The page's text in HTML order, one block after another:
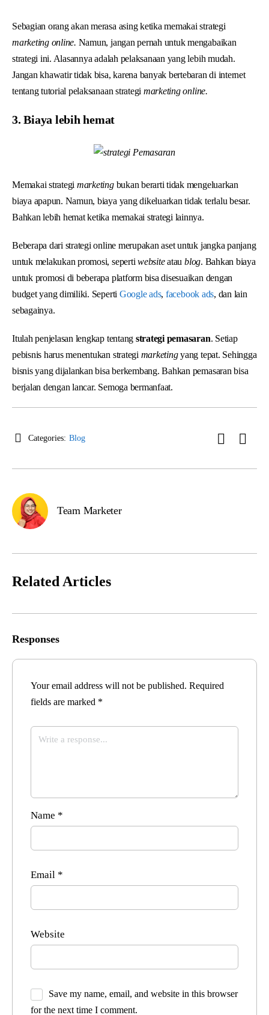
Sebagian orang akan merasa asing ketika memakai strategi
marketing online. Namun, jangan pernah untuk mengabaikan
strategi ini. Alasannya adalah pelaksanaan yang lebih mudah.
Jangan khawatir tidak bisa, karena banyak bertebaran di internet
tentang tutorial pelaksanaan strategi marketing online.
3. Biaya lebih hemat
Memakai strategi marketingbukan berarti tidak mengeluarkan
biaya apapun. Namun, biaya yang dikeluarkan tidak terlalu besar.
Bahkan lebih hemat ketika memakai strategi lainnya.
Beberapa dari strategi online merupakan aset untuk jangka panjang
untuk melakukan promosi, sepertiwebsiteatau blog. Bahkan biaya
untuk promosi di beberapa platform bisa disesuaikan dengan
budget yang dimiliki. Seperti Google ads, facebook ads, dan lain
sebagainya.
Itulah penjelasan lengkap tentang strategi pemasaran. Setiap
pebisnis harus menentukan strategi marketingyang tepat. Sehingga
bisnis yang dijalankan bisa berkembang. Bahkan pemasaran bisa
berjalan dengan lancar. Semoga bermanfaat.
Categories: Blog
Team Marketer
Related Articles
Responses
Your email address will not be published. Required
fields are marked *
Name *
Email *
Website
Save my name, email, and website in this browser
for the next time I comment.